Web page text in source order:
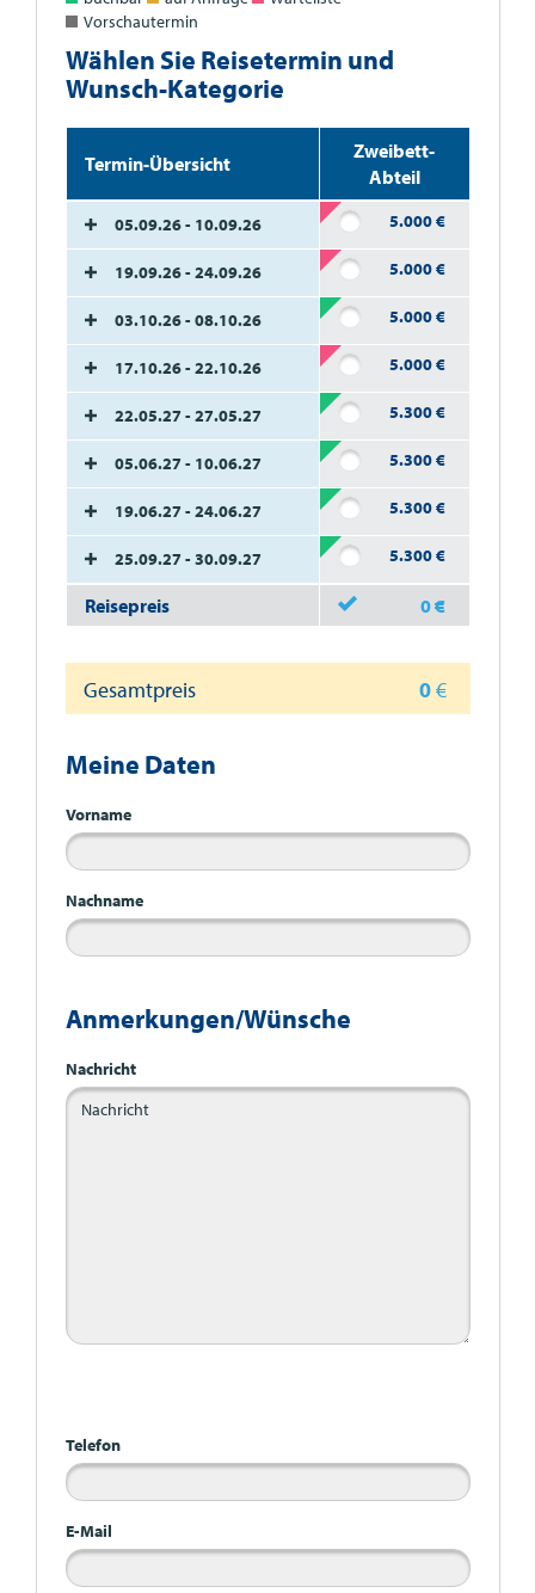
Vorschautermin
Wählen Sie Reisetermin und
Wunsch-Kategorie
Termin-Übersicht
Zweibett-
Abteil
Reisepreis 0€
05.09.26 - 10.09.26 5.000€
19.09.26 - 24.09.26 5.000€
03.10.26 - 08.10.26 5.000€
17.10.26 - 22.10.26 5.000€
22.05.27 - 27.05.27 5.300€
05.06.27 - 10.06.27 5.300€
19.06.27 - 24.06.27 5.300€
25.09.27 - 30.09.27 5.300€
Gesamtpreis 0€
Meine Daten
Vorname
Nachname
Anmerkungen/Wünsche
Nachricht
Telefon
E-Mail